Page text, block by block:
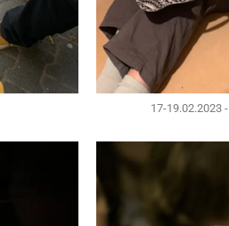
17-19.02.2023